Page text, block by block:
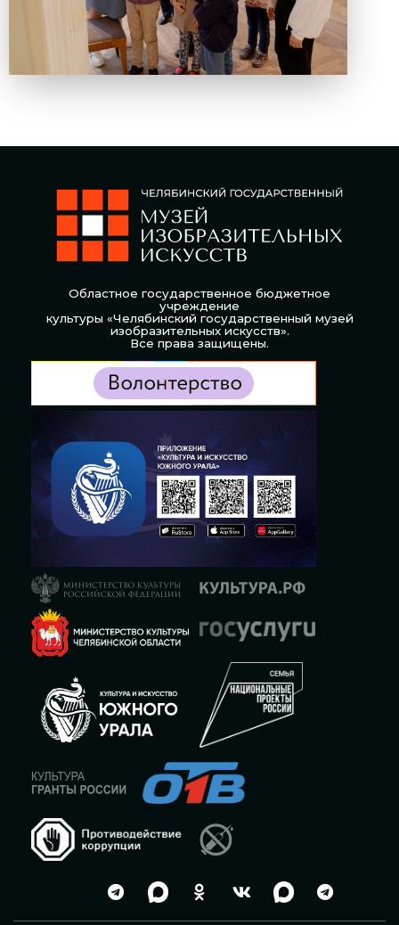
Областное государственное бюджетное
учреждение
культуры «Челябинский государственный музей
изобразительных искусств».
Все права защищены.